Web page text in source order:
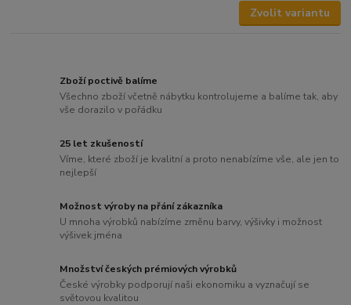
Zvolit variantu
Zboží poctivě balíme
Všechno zboží včetně nábytku kontrolujeme a balíme tak, aby
vše dorazilo v pořádku
25 let zkušeností
Víme, které zboží je kvalitní a proto nenabízíme vše, ale jen to
nejlepší
Možnost výroby na přání zákazníka
U mnoha výrobků nabízíme změnu barvy, výšivky i možnost
výšivek jména
Množství českých prémiových výrobků
České výrobky podporují naši ekonomiku a vyznačují se
světovou kvalitou